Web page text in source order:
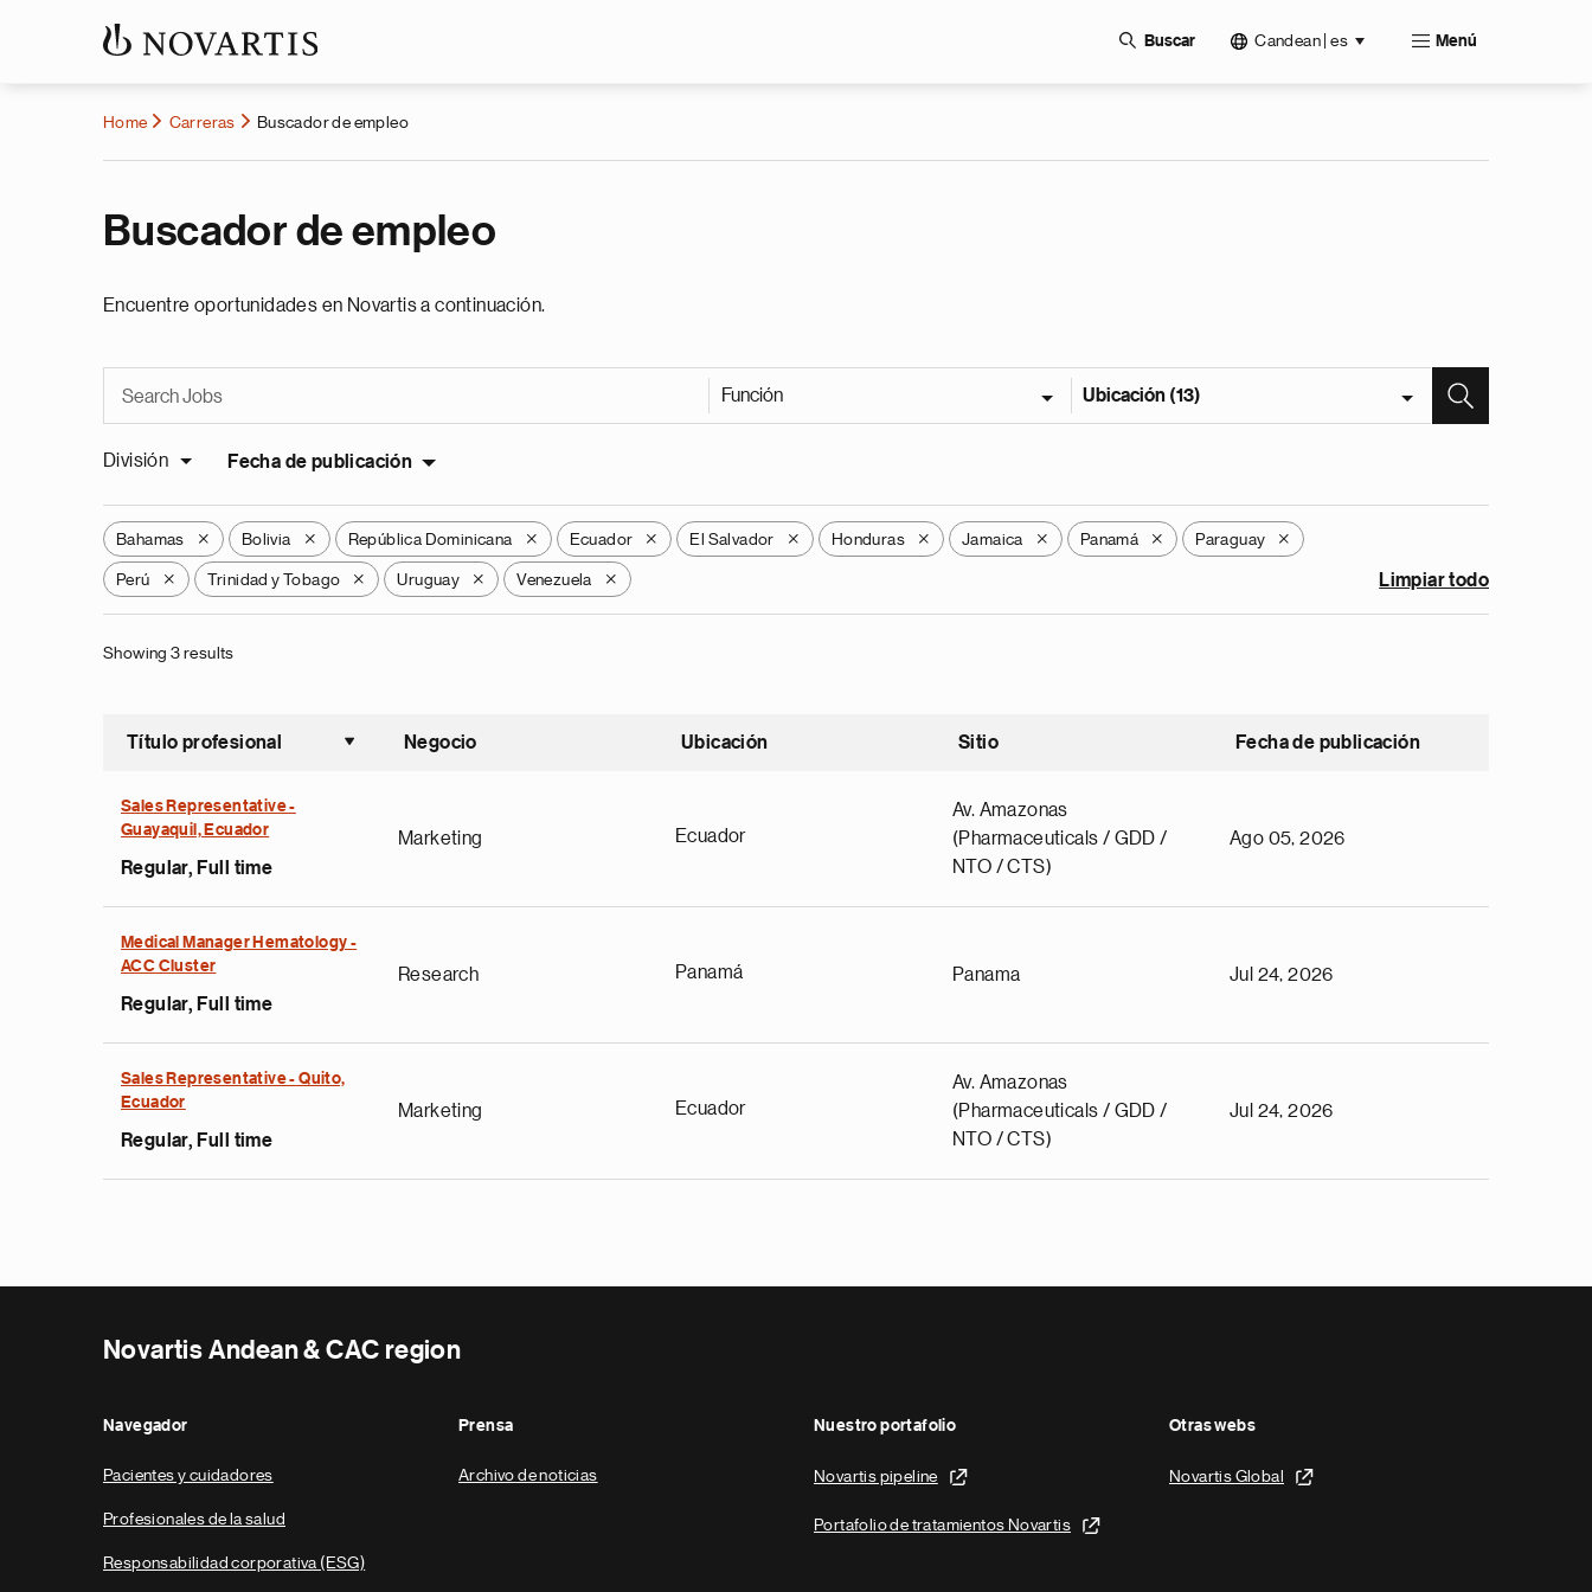
Buscar Candean | es Menú
Home Carreras Buscador de empleo
Buscador de empleo
Encuentre oportunidades en Novartis a continuación.
Función Ubicación (13)
División Fecha de publicación
Bahamas X Bolivia X República Dominicana X Ecuador X El Salvador X Honduras X Jamaica X Panamá X Paraguay X
Perú X Trinidad y Tobago X Uruguay X Venezuela X Limpiar todo
Showing 3 results
Título profesional
Ordenar ascendente
Negocio Ubicación Sitio Fecha de publicación
Sales Representative -
Guayaquil, Ecuador
Regular, Full time
Marketing Ecuador
Av. Amazonas
(Pharmaceuticals / GDD /
NTO / CTS)
Ago 05, 2026
Medical Manager Hematology -
ACC Cluster
Regular, Full time
Research Panamá Panama Jul 24, 2026
Sales Representative - Quito,
Ecuador
Regular, Full time
Marketing Ecuador
Av. Amazonas
(Pharmaceuticals / GDD /
NTO / CTS)
Jul 24, 2026
Novartis Andean & CAC region
Navegador
Pacientes y cuidadores
Profesionales de la salud
Responsabilidad corporativa (ESG)
Prensa
Archivo de noticias
Nuestro portafolio
Novartis pipeline
Portafolio de tratamientos Novartis
Otras webs
Novartis Global